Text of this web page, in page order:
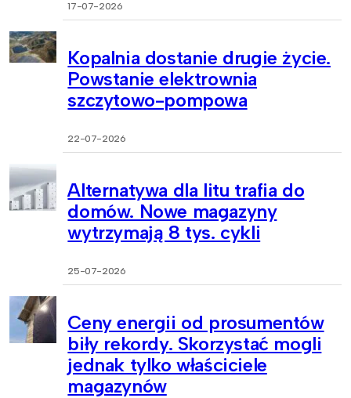
17-07-2026
Kopalnia dostanie drugie życie.
Powstanie elektrownia
szczytowo-pompowa
22-07-2026
Alternatywa dla litu trafia do
domów. Nowe magazyny
wytrzymają 8 tys. cykli
25-07-2026
Ceny energii od prosumentów
biły rekordy. Skorzystać mogli
jednak tylko właściciele
magazynów